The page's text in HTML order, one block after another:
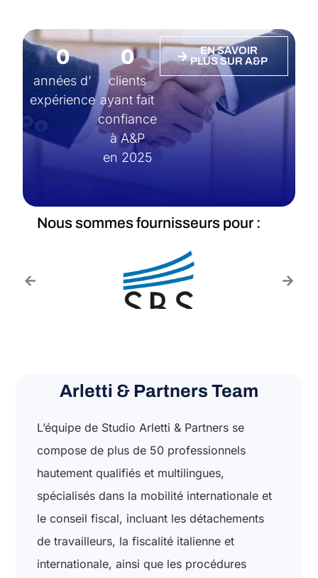
années d'
expérience
0
clients
ayant fait
confiance
à A&P
en 2025
0
EN SAVOIR
PLUS SUR A&P
Nous sommes fournisseurs pour :
Arletti & Partners Team
L’équipe de Studio Arletti & Partners se
compose de plus de 50 professionnels
hautement qualifiés et multilingues,
spécialisés dans la mobilité internationale et
le conseil fiscal, incluant les détachements
de travailleurs, la fiscalité italienne et
internationale, ainsi que les procédures